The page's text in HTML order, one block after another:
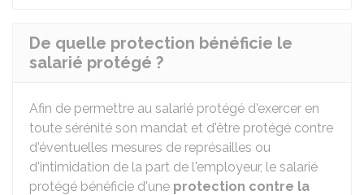
De quelle protection bénéficie le
salarié protégé ?
Afin de permettre au salarié protégé d'exercer en
toute sérénité son mandat et d'être protégé contre
d'éventuelles mesures de représailles ou
d'intimidation de la part de l'employeur, le salarié
protégé bénéficie d'une protection contre la